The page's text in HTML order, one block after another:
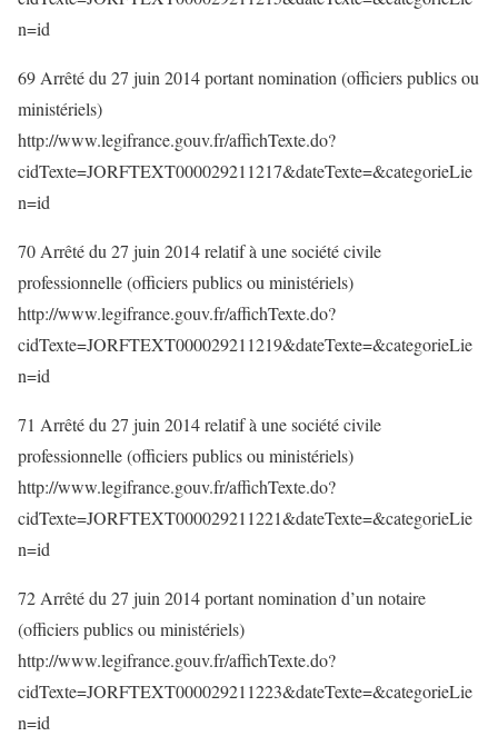
n=id
69 Arrêté du 27 juin 2014 portant nomination (officiers publics ou
ministériels)
http://www.legifrance.gouv.fr/affichTexte.do?
cidTexte=JORFTEXT000029211217&dateTexte=&categorieLie
n=id
70 Arrêté du 27 juin 2014 relatif à une société civile
professionnelle (officiers publics ou ministériels)
http://www.legifrance.gouv.fr/affichTexte.do?
cidTexte=JORFTEXT000029211219&dateTexte=&categorieLie
n=id
71 Arrêté du 27 juin 2014 relatif à une société civile
professionnelle (officiers publics ou ministériels)
http://www.legifrance.gouv.fr/affichTexte.do?
cidTexte=JORFTEXT000029211221&dateTexte=&categorieLie
n=id
72 Arrêté du 27 juin 2014 portant nomination d’un notaire
(officiers publics ou ministériels)
http://www.legifrance.gouv.fr/affichTexte.do?
cidTexte=JORFTEXT000029211223&dateTexte=&categorieLie
n=id